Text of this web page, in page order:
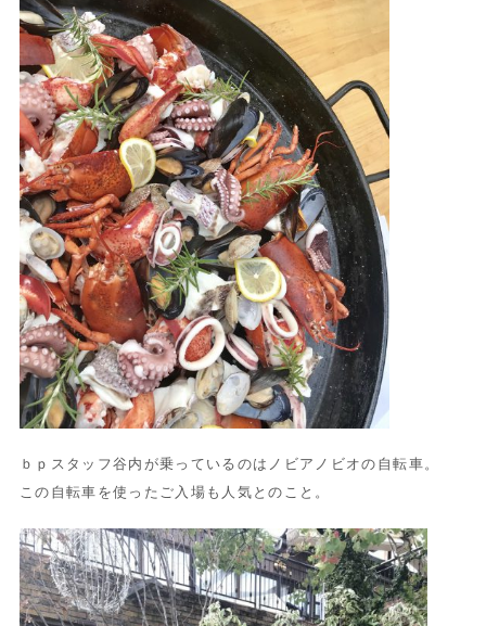
ｂｐスタッフ谷内が乗っているのはノビアノビオの自転車。
この自転車を使ったご入場も人気とのこと。